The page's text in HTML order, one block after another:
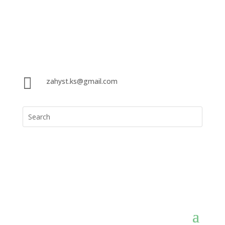
 zahyst.ks@gmail.com